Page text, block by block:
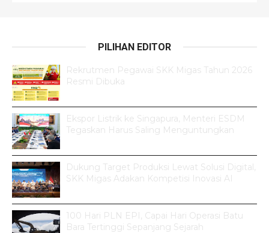
PILIHAN EDITOR
Rekrutmen Pegawai SKK Migas Tahun 2026
Resmi Dibuka
Ekspor Listrik ke Singapura, Menteri ESDM
Tegaskan Harus Saling Menguntungkan
Dukung Target Produksi Lewat Solusi Digital,
SKK Migas Adakan Kompetisi Inovasi AI
100 Hari PLN EPI, Capai Hari Operasi Batu
Bara Tertinggi Sepanjang Sejarah